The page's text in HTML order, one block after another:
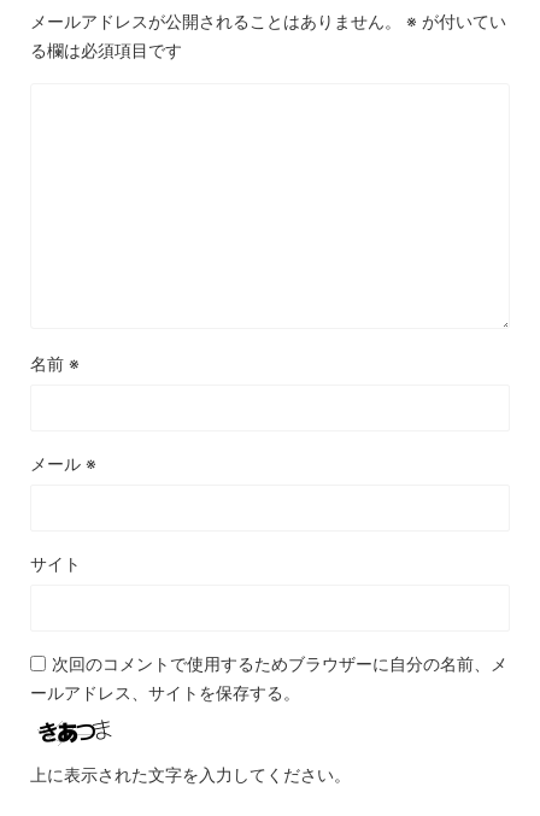
メールアドレスが公開されることはありません。 ※ が付いてい
る欄は必須項目です
名前 ※
メール ※
サイト
次回のコメントで使用するためブラウザーに自分の名前、メ
ールアドレス、サイトを保存する。
上に表示された文字を入力してください。